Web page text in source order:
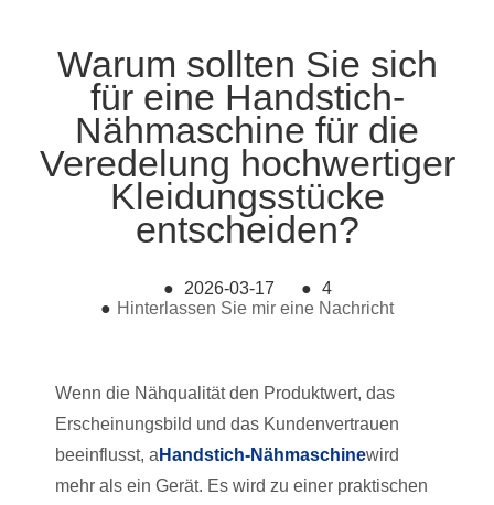
Warum sollten Sie sich
für eine Handstich-
Nähmaschine für die
Veredelung hochwertiger
Kleidungsstücke
entscheiden?
● 2026-03-17 ● 4
● Hinterlassen Sie mir eine Nachricht
Wenn die Nähqualität den Produktwert, das
Erscheinungsbild und das Kundenvertrauen
beeinflusst, a Handstich-Nähmaschinewird
mehr als ein Gerät. Es wird zu einer praktischen